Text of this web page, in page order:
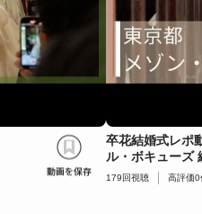
卒花結婚式レポ
ル・ボキューズ
179回視聴 高評価0